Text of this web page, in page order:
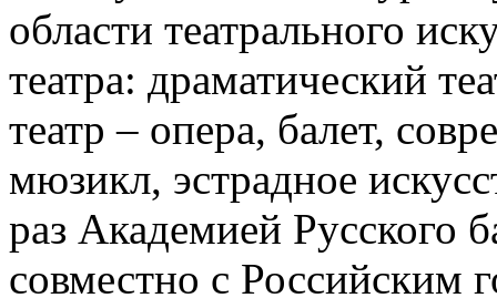
области театрального
театра: драматический
театр – опера, балет,
мюзикл, эстрадное
раз Академией Русского
совместно с Российским